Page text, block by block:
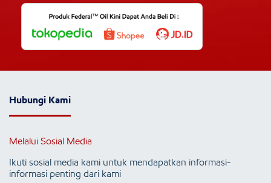
Hubungi Kami
Melalui Sosial Media
Ikuti sosial media kami untuk mendapatkan informasi-
informasi penting dari kami